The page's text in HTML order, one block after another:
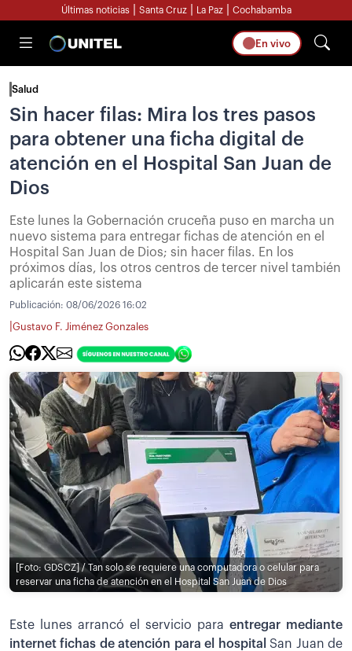
Últimas noticias Santa Cruz La Paz Cochabamba
En vivo
Salud
Sin hacer filas: Mira los tres pasos
para obtener una ficha digital de
atención en el Hospital San Juan de
Dios
Este lunes la Gobernación cruceña puso en marcha un
nuevo sistema para entregar fichas de atención en el
Hospital San Juan de Dios; sin hacer filas. En los
próximos días, los otros centros de tercer nivel también
aplicarán este sistema
Publicación: 08/06/2026 16:02
Gustavo F. Jiménez Gonzales
[Foto: GDSCZ] / Tan solo se requiere una computadora o celular para
reservar una ficha de atención en el Hospital San Juan de Dios
Este lunes arrancó el servicio para entregar mediante
internet fichas de atención para el hospital
San Juan de